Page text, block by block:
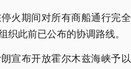
火期间对所有商船通行完
此前已公布的协调路线。
宣布开放霍尔木兹海峡予